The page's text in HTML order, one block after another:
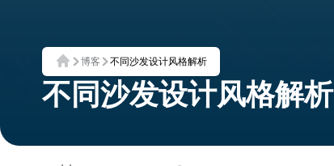
首页
博客 不同沙发设计风格解析
不同沙发设计风格解析